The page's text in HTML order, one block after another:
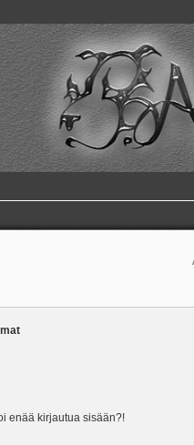
enää kirjautua sisään?!